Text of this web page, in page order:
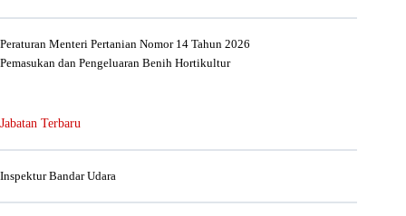
Peraturan Menteri Pertanian Nomor 14 Tahun 2026
Pemasukan dan Pengeluaran Benih Hortikultur
Jabatan Terbaru
Inspektur Bandar Udara